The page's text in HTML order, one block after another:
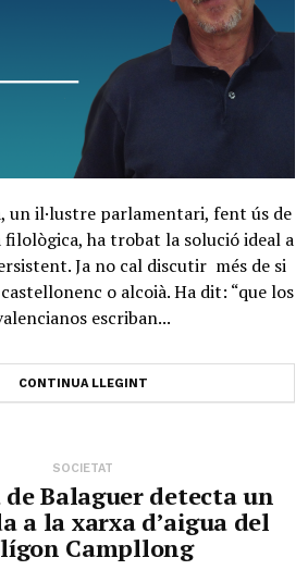
un il·lustre parlamentari, fent ús de
filològica, ha trobat la solució ideal a
Ja no cal discutir més de si
o alcoià. Ha dit: “que los
escriban...
CONTINUA LLEGINT
SOCIETAT
de Balaguer detecta un
a la xarxa d’aigua del
Campllong